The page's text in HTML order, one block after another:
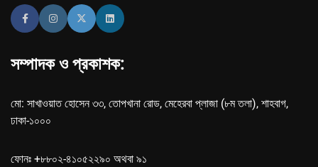
সম্পাদক ও প্রকাশক:
মো: সাখাওয়াত হোসেন ৩৩, তোপখানা রোড, মেহেরবা প্লাজা (৮ম তলা), শাহবাগ,
ঢাকা-১০০০
ফোনঃ +৮৮০২-৪১০৫২২৯০ অথবা ৯১